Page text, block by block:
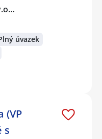
úvazek
(VP
s